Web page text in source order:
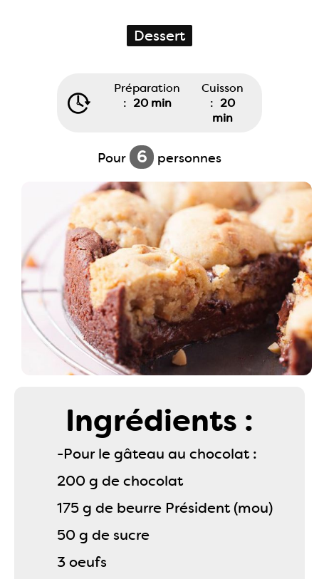
Dessert
Préparation
: 20 min
Cuisson
: 20
min
Pour 6 personnes
Ingrédients :
-Pour le gâteau au chocolat :
200 g de chocolat
175 g de beurre Président (mou)
50 g de sucre
3 oeufs